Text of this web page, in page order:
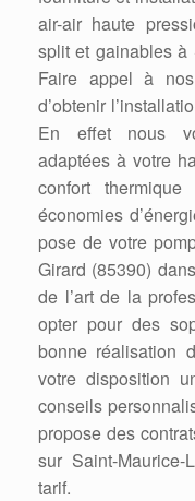
air-air haute
split et gainables à
Faire appel à
d’obtenir
En effet nous
adaptées à votre
confort
économies
pose de votre
Girard (85390)
de l’art de la
opter pour des
bonne réalisation
votre disposition
conseils
propose des
sur Saint-
tarif.